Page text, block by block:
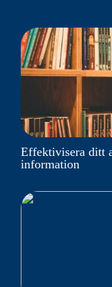
Effektivisera ditt
information